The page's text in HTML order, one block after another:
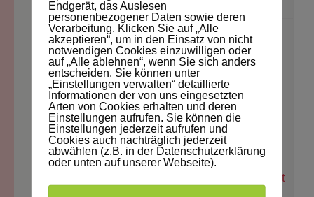
Frederike und der mutige Schlittenmoment
Frederike trifft den Nikolaus
Frederike und der verschwundene
Plätzchenausstecher
DIE LETZTEN KOMMENTARE
KW49/2025: Alle TCS-Blogartikel - The Content
Endgerät, das Auslesen
personenbezogener Daten sowie deren
Verarbeitung. Klicken Sie auf „Alle
akzeptieren“, um in den Einsatz von nicht
notwendigen Cookies einzuwilligen oder
auf „Alle ablehnen“, wenn Sie sich anders
entscheiden. Sie können unter
„Einstellungen verwalten“ detaillierte
Informationen der von uns eingesetzten
Arten von Cookies erhalten und deren
Einstellungen aufrufen. Sie können die
Einstellungen jederzeit aufrufen und
Cookies auch nachträglich jederzeit
abwählen (z.B. in der Datenschutzerklärung
oder unten auf unserer Webseite).